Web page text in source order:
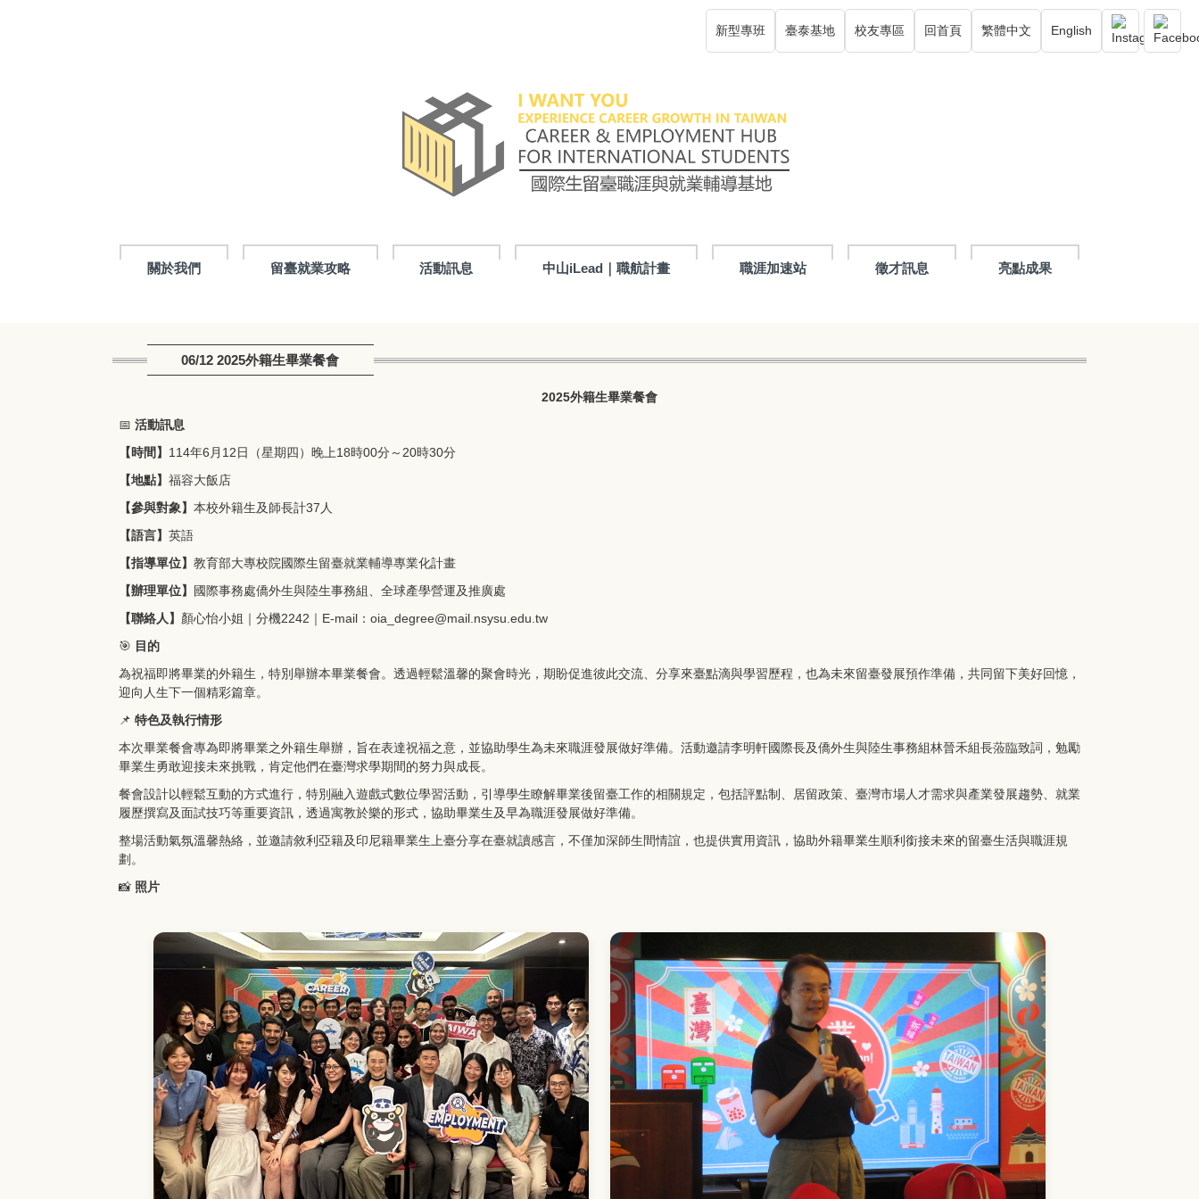
新型專班 臺泰基地 校友專區 回首頁 繁體中文 English
關於我們 留臺就業攻略 活動訊息 中山iLead｜職航計畫 職涯加速站 徵才訊息 亮點成果
06/12 2025外籍生畢業餐會
2025外籍生畢業餐會
📅 活動訊息
【時間】 114年6月12日（星期四）晚上18時00分～20時30分
【地點】 福容大飯店
【參與對象】 本校外籍生及師長計37人
【語言】 英語
【指導單位】 教育部大專校院國際生留臺就業輔導專業化計畫
【辦理單位】 國際事務處僑外生與陸生事務組、全球產學營運及推廣處
【聯絡人】 顏心怡小姐｜分機2242｜E-mail：oia_degree@mail.nsysu.edu.tw
🎯 目的
為祝福即將畢業的外籍生，特別舉辦本畢業餐會。透過輕鬆溫馨的聚會時光，期盼促進彼此交流、分享來臺點滴與學習歷程，也為未來留臺發展預作準備，共同留下美好回憶，
迎向人生下一個精彩篇章。
📌 特色及執行情形
本次畢業餐會專為即將畢業之外籍生舉辦，旨在表達祝福之意，並協助學生為未來職涯發展做好準備。活動邀請李明軒國際長及僑外生與陸生事務組林晉禾組長蒞臨致詞，勉勵
畢業生勇敢迎接未來挑戰，肯定他們在臺灣求學期間的努力與成長。
餐會設計以輕鬆互動的方式進行，特別融入遊戲式數位學習活動，引導學生瞭解畢業後留臺工作的相關規定，包括評點制、居留政策、臺灣市場人才需求與產業發展趨勢、就業
履歷撰寫及面試技巧等重要資訊，透過寓教於樂的形式，協助畢業生及早為職涯發展做好準備。
整場活動氣氛溫馨熱絡，並邀請敘利亞籍及印尼籍畢業生上臺分享在臺就讀感言，不僅加深師生間情誼，也提供實用資訊，協助外籍畢業生順利銜接未來的留臺生活與職涯規
劃。
📸 照片